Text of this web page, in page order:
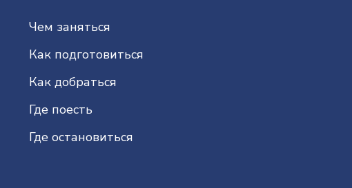
Чем заняться
Как подготовиться
Как добраться
Где поесть
Где остановиться